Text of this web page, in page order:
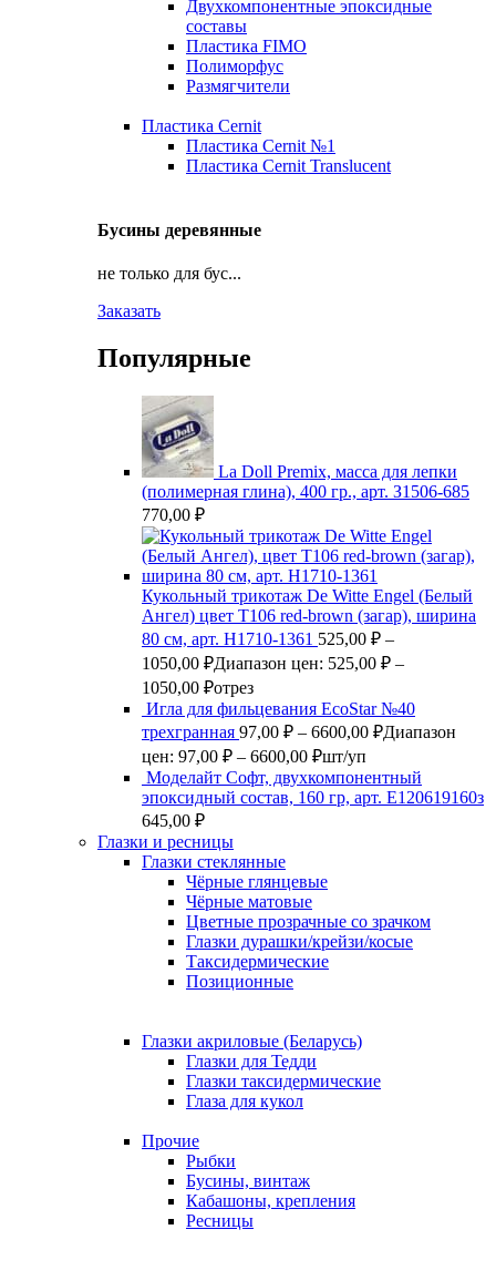
Двухкомпонентные эпоксидные
составы
Пластика FIMO
Полиморфус
Размягчители
Пластика Cernit
Пластика Cernit №1
Пластика Cernit Translucent
Бусины деревянные
не только для бус...
Заказать
Популярные
La Doll Premix, масса для лепки
(полимерная глина), 400 гр., арт. З1506-685
770,00 ₽
Кукольный трикотаж De Witte Engel (Белый
Ангел) цвет Т106 red-brown (загар), ширина
80 см, арт. Н1710-1361 525,00 ₽ –
1050,00 ₽Диапазон цен: 525,00 ₽ –
1050,00 ₽отрез
Игла для фильцевания EcoStar №40
трехгранная 97,00 ₽ – 6600,00 ₽Диапазон
цен: 97,00 ₽ – 6600,00 ₽шт/уп
Моделайт Софт, двухкомпонентный
эпоксидный состав, 160 гр, арт. Е120619160з
645,00 ₽
Глазки и ресницы
Глазки стеклянные
Чёрные глянцевые
Чёрные матовые
Цветные прозрачные со зрачком
Глазки дурашки/крейзи/косые
Таксидермические
Позиционные
Глазки акриловые (Беларусь)
Глазки для Тедди
Глазки таксидермические
Глаза для кукол
Прочие
Рыбки
Бусины, винтаж
Кабашоны, крепления
Ресницы